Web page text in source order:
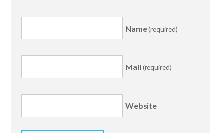
Name(required)
Mail (required)
Website